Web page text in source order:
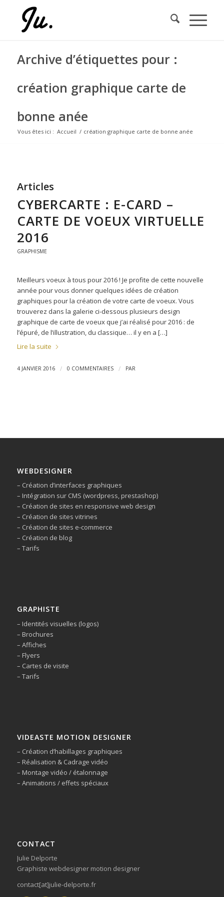
Archive d’étiquettes pour :
création graphique carte de
bonne anée
Vous êtes ici : Accueil / création graphique carte de bonne anée
Articles
CYBERCARTE : E-CARD –
CARTE DE VOEUX VIRTUELLE
2016
GRAPHISME
Meilleurs voeux à tous pour 2016 ! Je profite de cette nouvelle
année pour vous donner quelques idées de création
graphiques pour la création de votre carte de voeux. Vous
trouverez dans la galerie ci-dessous plusieurs design
graphique de carte de voeux que j’ai réalisé pour 2016 : de
l’épuré, de l’illustration, du classique… il y en a […]
Lire la suite
4 JANVIER 2016 / 0 COMMENTAIRES / PAR
WEBDESIGNER
– Création d’interfaces graphiques
– Intégration sur CMS (wordpress, prestashop)
– Création de sites en responsive web design
– Création de sites vitrines
– Création de sites e-commerce
– Création de blog
– Tarifs
GRAPHISTE
– Identités visuelles (logos)
– Brochures
– Affiches
– Flyers
– Cartes de visite
– Tarifs
VIDEASTE MOTION DESIGNER
– Création d’habillages graphiques
– Réalisation & Cadrage vidéo
– Montage vidéo / étalonnage
– Animations / effets spéciaux
CONTACT
Julie Delporte
Graphiste webdesigner motion designer
contact[at]julie-delporte.fr